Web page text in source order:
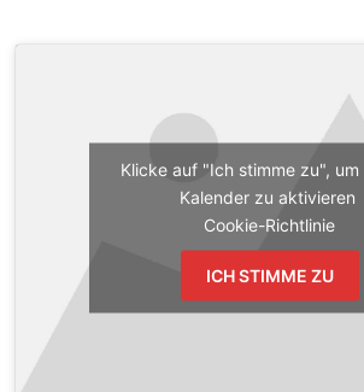
Klicke auf "Ich stimme zu", um
Kalender zu aktivieren
Cookie-Richtlinie
ICH STIMME ZU